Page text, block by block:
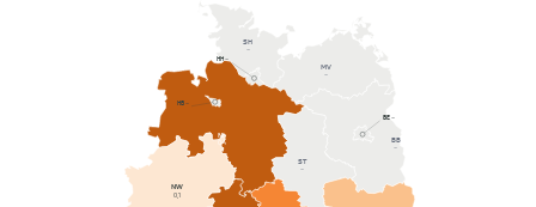
BB
–
MV
–
NI
0,4
NW
0,1
ST
–
SH
–
BE–
HB–
HH–